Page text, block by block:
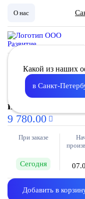
О нас
Какой из наших
в Санкт-
Заслонка
подогревом, с
9 780.00
При заказе
Сегодня
Добавить в